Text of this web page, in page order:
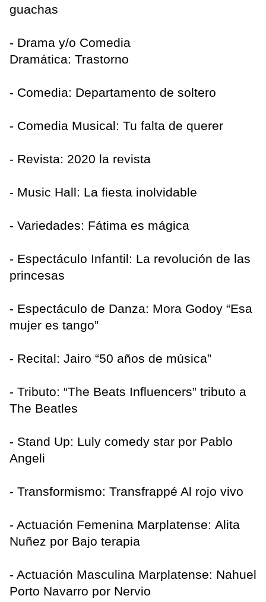
guachas
- Drama y/o Comedia
Dramática: Trastorno
- Comedia: Departamento de soltero
- Comedia Musical: Tu falta de querer
- Revista: 2020 la revista
- Music Hall: La fiesta inolvidable
- Variedades: Fátima es mágica
- Espectáculo Infantil: La revolución de las
princesas
- Espectáculo de Danza: Mora Godoy “Esa
mujer es tango”
- Recital: Jairo “50 años de música”
- Tributo: “The Beats Influencers” tributo a
The Beatles
- Stand Up: Luly comedy star por Pablo
Angeli
- Transformismo: Transfrappé Al rojo vivo
- Actuación Femenina Marplatense: Alita
Nuñez por Bajo terapia
- Actuación Masculina Marplatense: Nahuel
Porto Navarro por Nervio